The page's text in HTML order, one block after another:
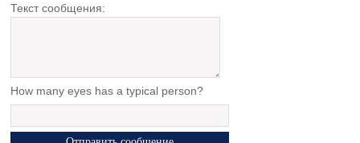
Текст сообщения:
How many eyes has a typical person?